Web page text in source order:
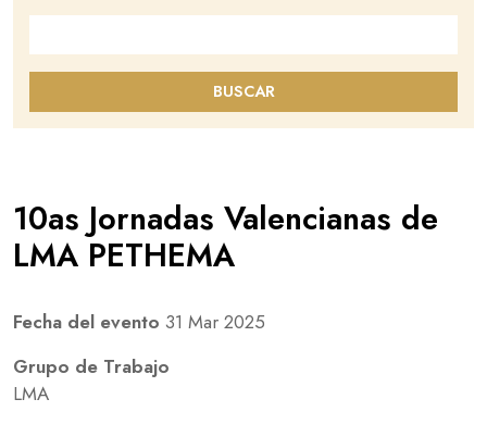
10as Jornadas Valencianas de
LMA PETHEMA
Fecha del evento 31 Mar 2025
Grupo de Trabajo
LMA
BUSCAR